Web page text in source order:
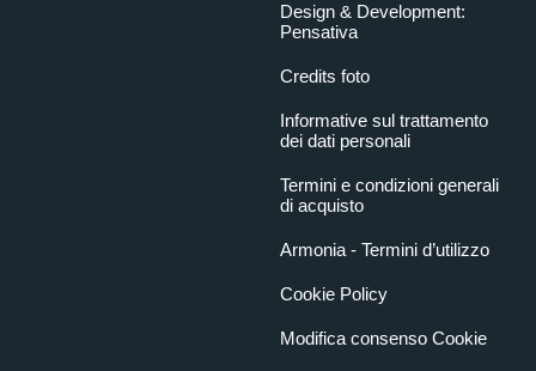
Design & Development:
Pensativa
Credits foto
Informative sul trattamento
dei dati personali
Termini e condizioni generali
di acquisto
Armonia - Termini d’utilizzo
Cookie Policy
Modifica consenso Cookie